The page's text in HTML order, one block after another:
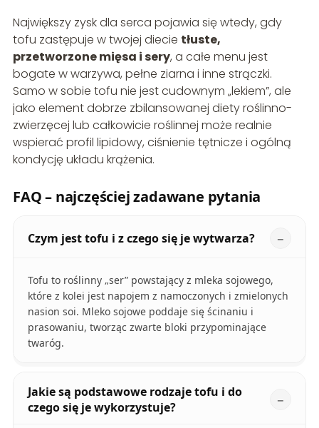
Największy zysk dla serca pojawia się wtedy, gdy
tofu zastępuje w twojej diecie tłuste,
przetworzone mięsa i sery, a całe menu jest
bogate w warzywa, pełne ziarna i inne strączki.
Samo w sobie tofu nie jest cudownym „lekiem”, ale
jako element dobrze zbilansowanej diety roślinno-
zwierzęcej lub całkowicie roślinnej może realnie
wspierać profil lipidowy, ciśnienie tętnicze i ogólną
kondycję układu krążenia.
FAQ – najczęściej zadawane pytania
Czym jest tofu i z czego się je wytwarza?
Tofu to roślinny „ser” powstający z mleka sojowego,
które z kolei jest napojem z namoczonych i zmielonych
nasion soi. Mleko sojowe poddaje się ścinaniu i
prasowaniu, tworząc zwarte bloki przypominające
twaróg.
Jakie są podstawowe rodzaje tofu i do
czego się je wykorzystuje?